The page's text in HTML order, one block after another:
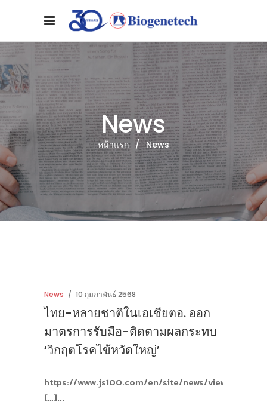
News
หน้าแรก/News
News 10 กุมภาพันธ์ 2568
ไทย-หลายชาติในเอเชียตอ. ออก
มาตรการรับมือ-ติดตามผลกระทบ
‘วิกฤตโรคไข้หวัดใหญ่’
https://www.js100.com/en/site/news/view/
[…]